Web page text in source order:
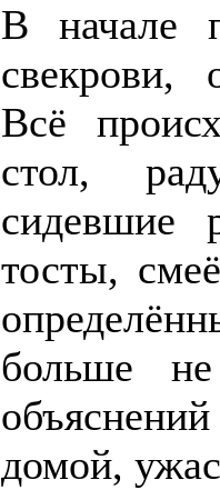
В начале
свекрови,
Всё
стол,
сидевшие
тосты,
больше
домой,